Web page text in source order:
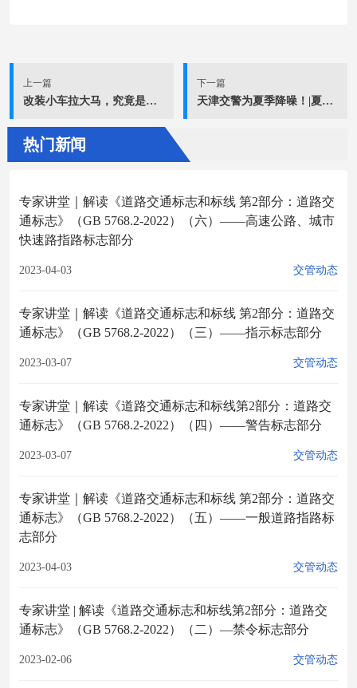
上一篇
改装小车拉大马，究竟是怎么一回事？
下一篇
天津交警为夏季降噪！|夏季行动
热门新闻
专家讲堂｜解读《道路交通标志和标线 第2部分：道路交
通标志》（GB 5768.2-2022）（六）——高速公路、城市
快速路指路标志部分
2023-04-03 交管动态
专家讲堂｜解读《道路交通标志和标线 第2部分：道路交
通标志》（GB 5768.2-2022）（三）——指示标志部分
2023-03-07 交管动态
专家讲堂｜解读《道路交通标志和标线第2部分：道路交
通标志》（GB 5768.2-2022）（四）——警告标志部分
2023-03-07 交管动态
专家讲堂｜解读《道路交通标志和标线 第2部分：道路交
通标志》（GB 5768.2-2022）（五）——一般道路指路标
志部分
2023-04-03 交管动态
专家讲堂 | 解读《道路交通标志和标线第2部分：道路交
通标志》（GB 5768.2-2022）（二）—禁令标志部分
2023-02-06 交管动态